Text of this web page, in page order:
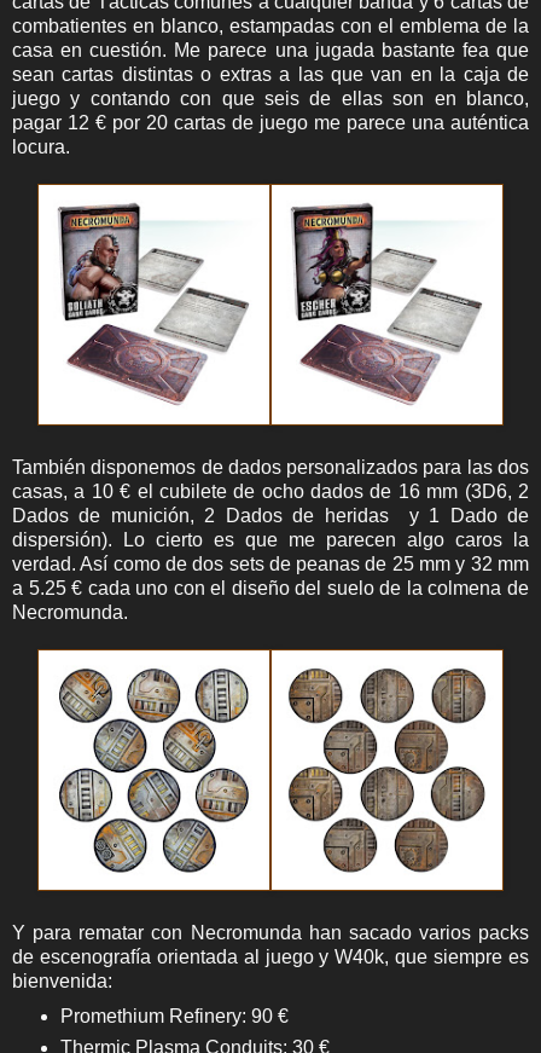
combatientes en blanco, estampadas con el emblema de la
casa en cuestión. Me parece una jugada bastante fea que
sean cartas distintas o extras a las que van en la caja de
juego y contando con que seis de ellas son en blanco,
pagar 12 € por 20 cartas de juego me parece una auténtica
locura.
También disponemos de dados personalizados para las dos
casas, a 10 € el cubilete de ocho dados de 16 mm (3D6, 2
Dados de munición, 2 Dados de heridas y 1 Dado de
dispersión). Lo cierto es que me parecen algo caros la
verdad. Así como de dos sets de peanas de 25 mm y 32 mm
a 5.25 € cada uno con el diseño del suelo de la colmena de
Necromunda.
Y para rematar con Necromunda han sacado varios packs
de escenografía orientada al juego y W40k, que siempre es
bienvenida:
Promethium Refinery: 90 €
Thermic Plasma Conduits: 30 €